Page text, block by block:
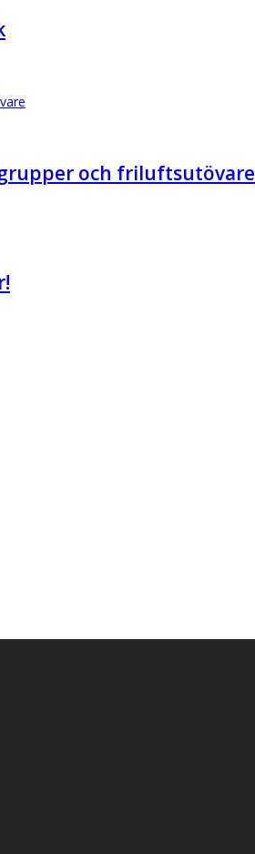
och friluftsutövare